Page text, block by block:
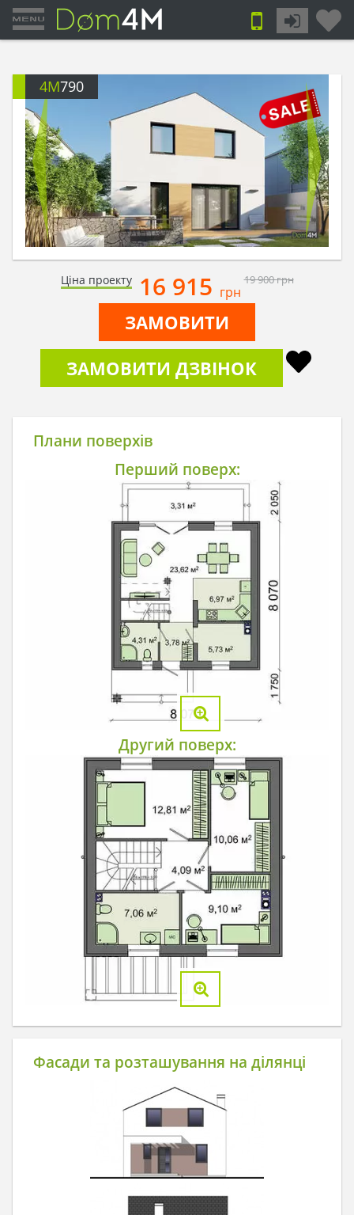
4M790
Ціна проекту 16 915 грн
19 900грн
ЗАМОВИТИ
ЗАМОВИТИ ДЗВІНОК
Плани поверхів
Перший поверх:
Другий поверх:
Фасади та розташування на ділянці